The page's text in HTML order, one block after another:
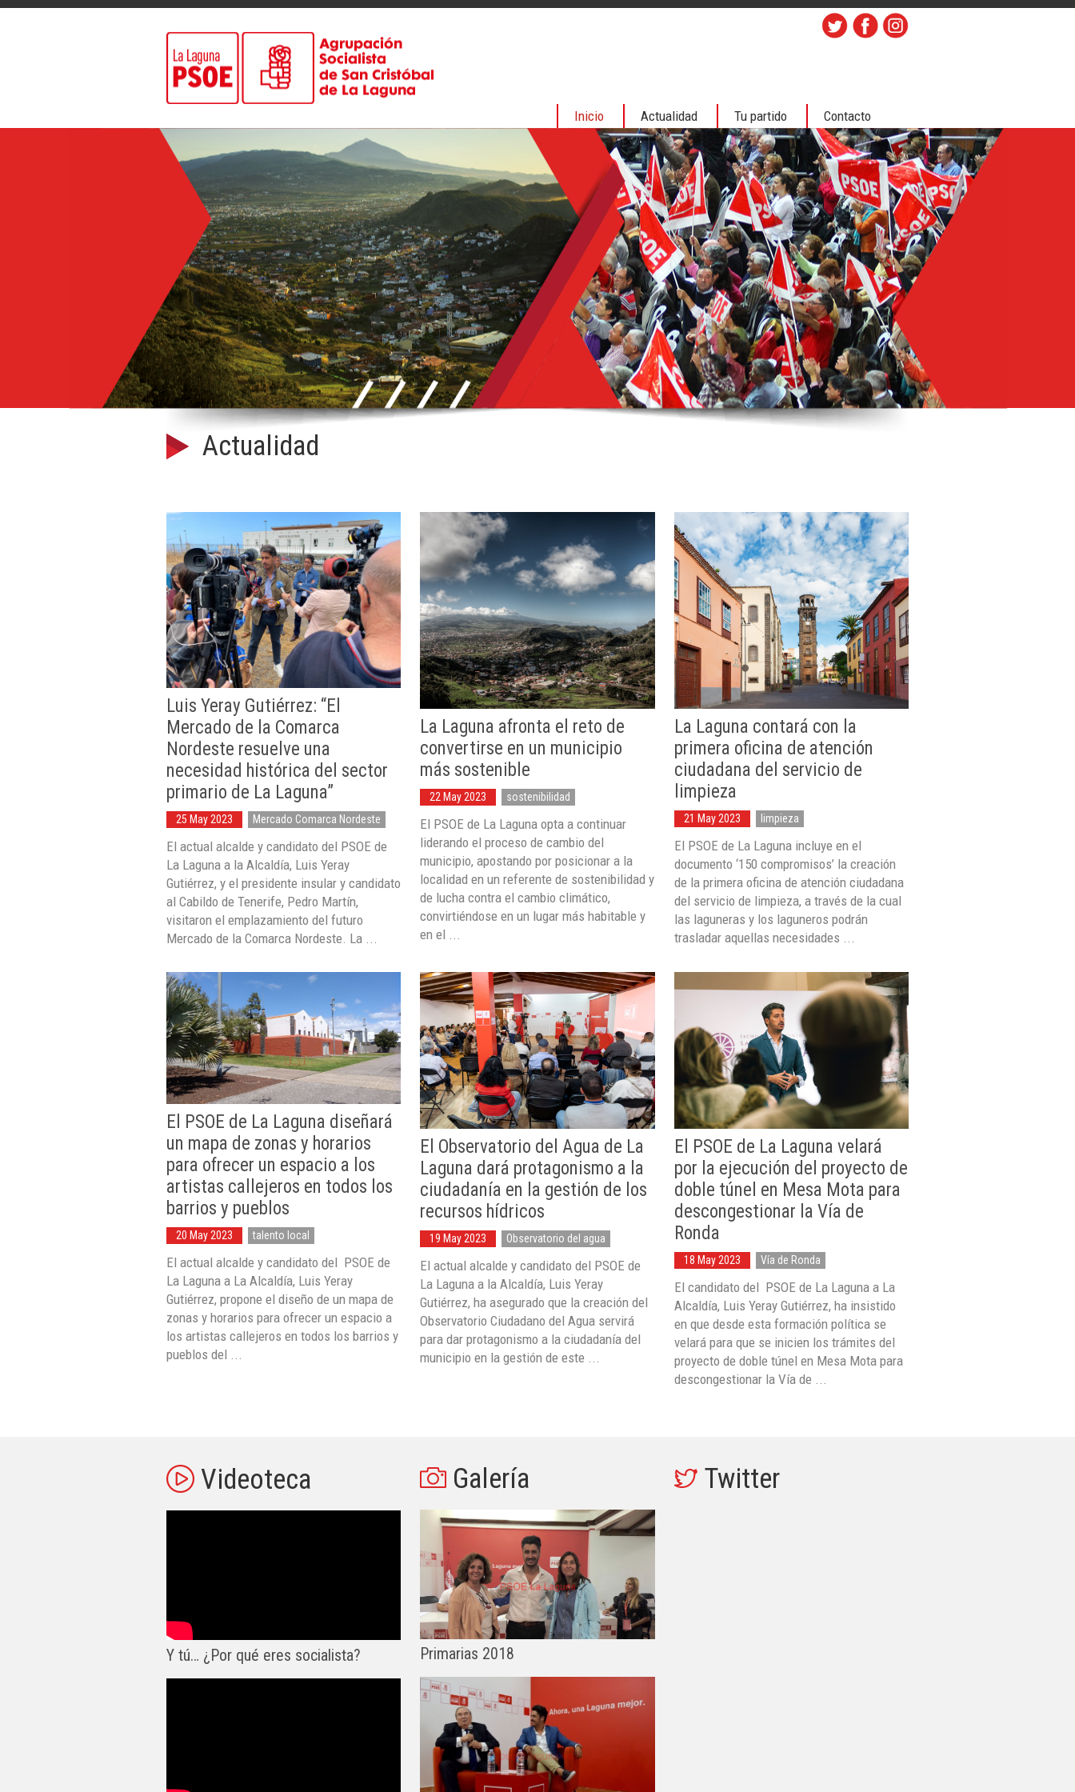
Inicio Actualidad Tu partido Contacto
Actualidad
Luis Yeray Gutiérrez: “El
Mercado de la Comarca
Nordeste resuelve una
necesidad histórica del sector
primario de La Laguna”
25 May 2023 Mercado Comarca Nordeste
El actual alcalde y candidato del PSOE de
La Laguna a la Alcaldía, Luis Yeray
Gutiérrez, y el presidente insular y candidato
al Cabildo de Tenerife, Pedro Martín,
visitaron el emplazamiento del futuro
Mercado de la Comarca Nordeste. La ...
La Laguna afronta el reto de
convertirse en un municipio
más sostenible
22 May 2023 sostenibilidad
El PSOE de La Laguna opta a continuar
liderando el proceso de cambio del
municipio, apostando por posicionar a la
localidad en un referente de sostenibilidad y
de lucha contra el cambio climático,
convirtiéndose en un lugar más habitable y
en el ...
La Laguna contará con la
primera oficina de atención
ciudadana del servicio de
limpieza
21 May 2023 limpieza
El PSOE de La Laguna incluye en el
documento ‘150 compromisos’ la creación
de la primera oficina de atención ciudadana
del servicio de limpieza, a través de la cual
las laguneras y los laguneros podrán
trasladar aquellas necesidades ...
El PSOE de La Laguna diseñará
un mapa de zonas y horarios
para ofrecer un espacio a los
artistas callejeros en todos los
barrios y pueblos
20 May 2023 talento local
El actual alcalde y candidato del PSOE de
La Laguna a La Alcaldía, Luis Yeray
Gutiérrez, propone el diseño de un mapa de
zonas y horarios para ofrecer un espacio a
los artistas callejeros en todos los barrios y
pueblos del ...
El Observatorio del Agua de La
Laguna dará protagonismo a la
ciudadanía en la gestión de los
recursos hídricos
19 May 2023 Observatorio del agua
El actual alcalde y candidato del PSOE de
La Laguna a la Alcaldía, Luis Yeray
Gutiérrez, ha asegurado que la creación del
Observatorio Ciudadano del Agua servirá
para dar protagonismo a la ciudadanía del
municipio en la gestión de este ...
El PSOE de La Laguna velará
por la ejecución del proyecto de
doble túnel en Mesa Mota para
descongestionar la Vía de
Ronda
18 May 2023 Vía de Ronda
El candidato del PSOE de La Laguna a La
Alcaldía, Luis Yeray Gutiérrez, ha insistido
en que desde esta formación política se
velará para que se inicien los trámites del
proyecto de doble túnel en Mesa Mota para
descongestionar la Vía de ...
Videoteca
Y tú… ¿Por qué eres socialista?
Galería
Primarias 2018
Twitter